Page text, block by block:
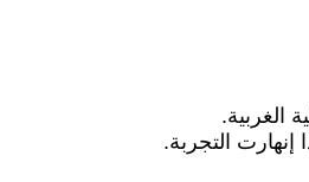
الغربية.
إنهارت التجربة.